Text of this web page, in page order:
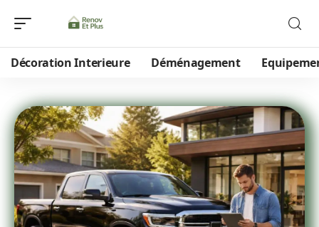
Décoration Interieure Déménagement